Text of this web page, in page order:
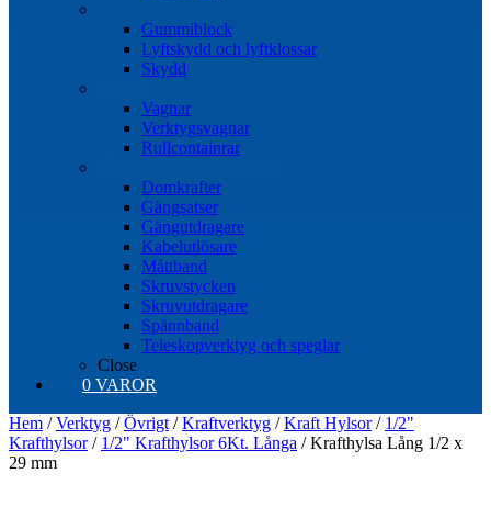
Gummiblock
Lyftskydd och lyftklossar
Skydd
Vagnar
Verktygsvagnar
Rullcontainrar
Domkrafter
Gängsatser
Gängutdragare
Kabelutlösare
Måttband
Skruvstycken
Skruvutdragare
Spännband
Teleskopverktyg och speglar
Close
0 VAROR
Hem /Verktyg /Övrigt /Kraftverktyg /Kraft Hylsor/ 1/2"
Krafthylsor/ 1/2" Krafthylsor 6Kt. Långa / Krafthylsa Lång 1/2 x
29 mm